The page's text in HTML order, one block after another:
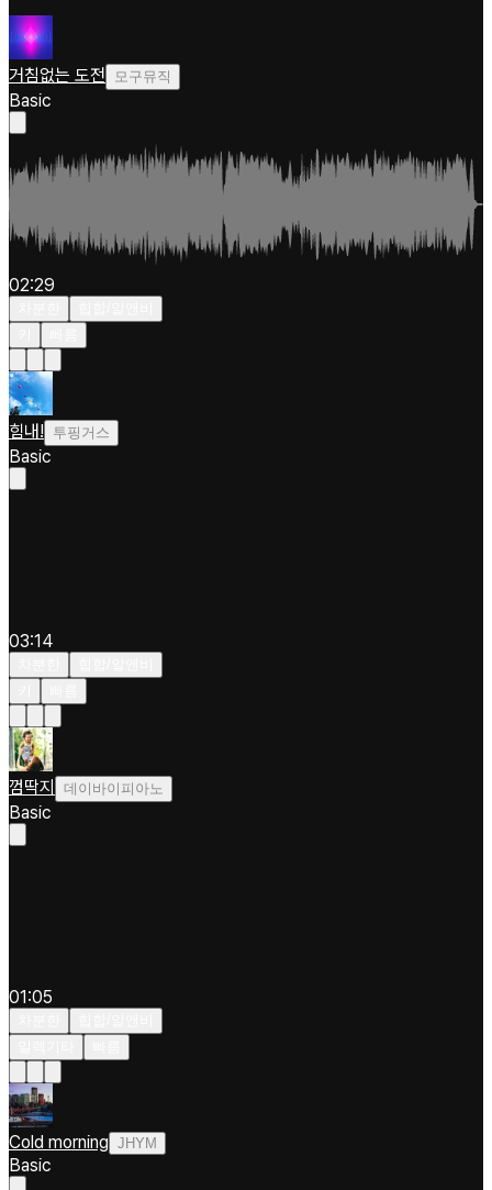
거침없는 도전 모구뮤직
Basic
02:29
힘내! 투핑거스
Basic
03:14
껌딱지 데이바이피아노
Basic
01:05
Cold morning JHYM
Basic